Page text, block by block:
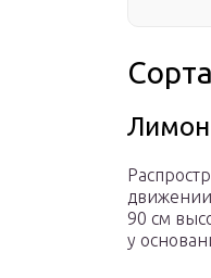
90 см
у